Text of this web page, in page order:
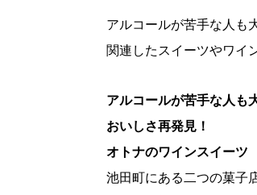
アルコールが苦手な人も
関連したスイーツやワイ
アルコールが苦手な人も
おいしさ再発見！
オトナのワインスイーツ
池田町にある二つの菓子